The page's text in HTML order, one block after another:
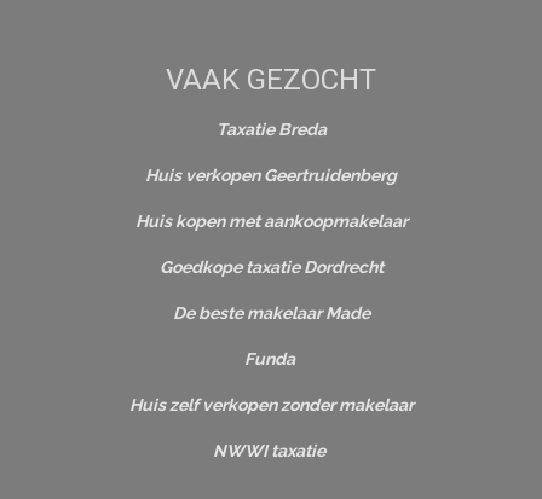
VAAK GEZOCHT
Taxatie Breda
Huis verkopen Geertruidenberg
Huis kopen met aankoopmakelaar
Goedkope taxatie Dordrecht
De beste makelaar Made
Funda
Huis zelf verkopen zonder makelaar
NWWI taxatie